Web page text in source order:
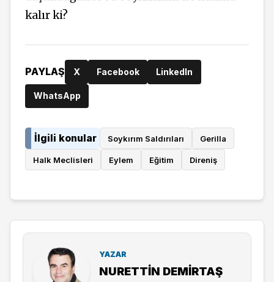
kalır ki?
PAYLAŞ X Facebook LinkedIn
WhatsApp
İlgili konular Soykırım Saldırıları Gerilla
Halk Meclisleri Eylem Eğitim Direniş
YAZAR
NURETTIN DEMİRTAŞ